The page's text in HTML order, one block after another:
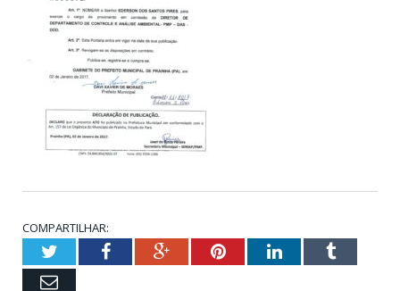
COMPARTILHAR:
TwitterFacebookGoogle+PinterestLinkedInTumblr
Email